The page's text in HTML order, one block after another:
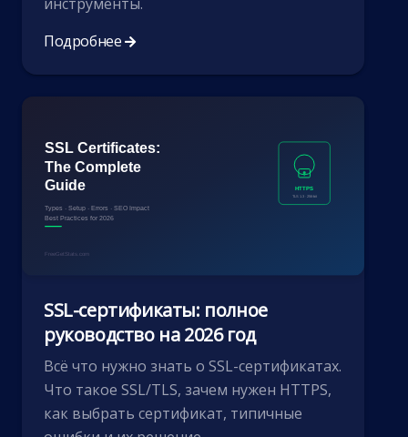
Подробнее
SSL-сертификаты: полное
руководство на 2026 год
Всё что нужно знать о SSL-сертификатах.
Что такое SSL/TLS, зачем нужен HTTPS,
как выбрать сертификат, типичные